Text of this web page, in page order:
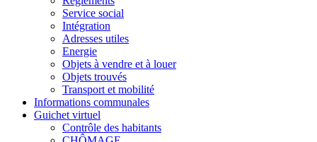
Service social
Intégration
Adresses utiles
Energie
Objets à vendre et à louer
Objets trouvés
Transport et mobilité
Informations communales
Guichet virtuel
Contrôle des habitants